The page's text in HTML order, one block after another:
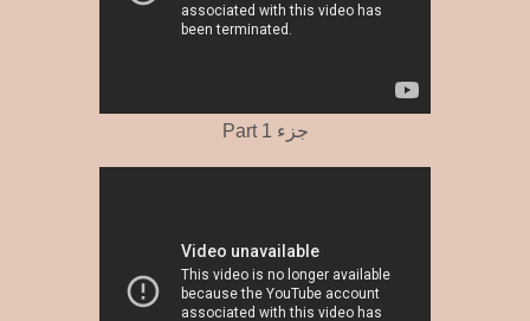
Part 1 جزء